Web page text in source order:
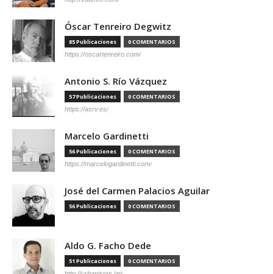
Óscar Tenreiro Degwitz
85 Publicaciones 0 COMENTARIOS
https://oscartenreiro.com/
Antonio S. Río Vázquez
57 Publicaciones 0 COMENTARIOS
https://asrv.es/
Marcelo Gardinetti
56 Publicaciones 0 COMENTARIOS
https://marcelogardinetti.com/
José del Carmen Palacios Aguilar
56 Publicaciones 0 COMENTARIOS
Aldo G. Facho Dede
51 Publicaciones 0 COMENTARIOS